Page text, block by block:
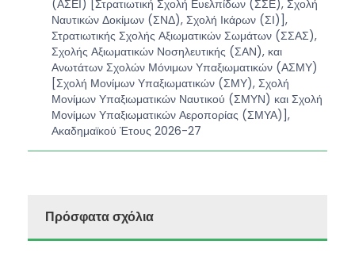
(ΑΣΕΙ) [Στρατιωτική Σχολή Ευελπίδων (ΣΣΕ), Σχολή
Ναυτικών Δοκίμων (ΣΝΔ), Σχολή Ικάρων (ΣΙ)],
Στρατιωτικής Σχολής Αξιωματικών Σωμάτων (ΣΣΑΣ),
Σχολής Αξιωματικών Νοσηλευτικής (ΣΑΝ), και
Ανωτάτων Σχολών Μόνιμων Υπαξιωματικών (ΑΣΜΥ)
[Σχολή Μονίμων Υπαξιωματικών (ΣΜΥ), Σχολή
Μονίμων Υπαξιωματικών Ναυτικού (ΣΜΥΝ) και Σχολή
Μονίμων Υπαξιωματικών Αεροπορίας (ΣΜΥΑ)],
Ακαδημαϊκού Έτους 2026-27
Πρόσφατα σχόλια